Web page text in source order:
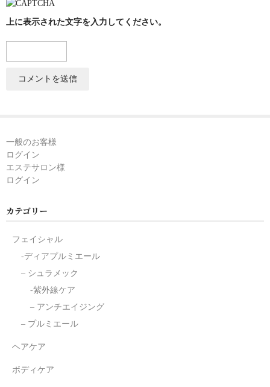
上に表示された文字を入力してください。
一般のお客様
ログイン
エステサロン様
ログイン
カテゴリー
フェイシャル
-ディアプルミエール
– シュラメック
-紫外線ケア
– アンチエイジング
– プルミエール
ヘアケア
ボディケア